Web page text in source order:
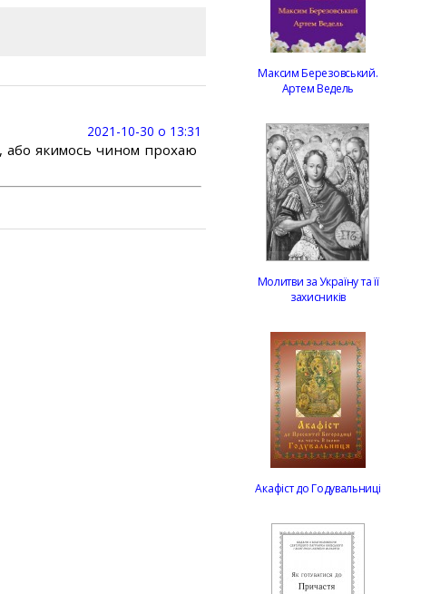
2021-10-30 о 13:31
або якимось чином прохаю
Максим Березовський.
Артем Ведель
Молитви за Україну та її
захисників
Акафіст до Годувальниці